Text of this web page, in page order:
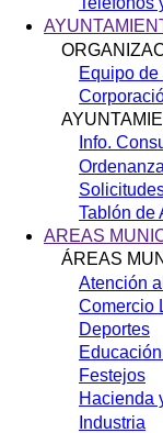
Equipo
Info.
Tablón de
AREAS
ÁREAS
Atención
Comercio
Deportes
Festejos
Hacienda
Industria